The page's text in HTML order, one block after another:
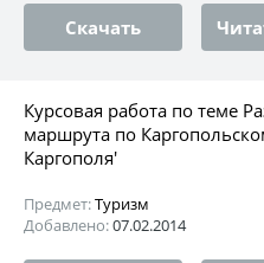
Скачать
Курсовая работа по теме
маршрута по
Каргополя'
Предмет:Туризм
Добавлено:07.02.2014